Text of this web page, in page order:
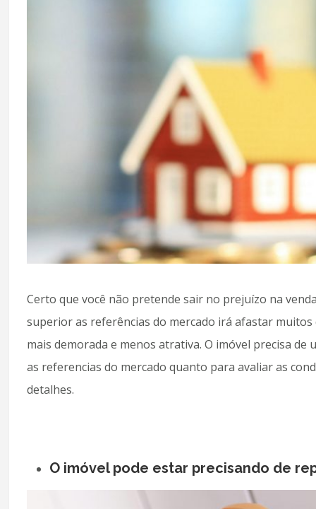
Certo que você não pretende sair no prejuízo na
superior as referências do mercado irá afastar
mais demorada e menos atrativa. O imóvel precisa
as referencias do mercado quanto para avaliar as
detalhes.
O imóvel pode estar precisando de